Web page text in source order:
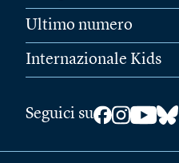
Ultimo numero
Internazionale Kids
Seguici su